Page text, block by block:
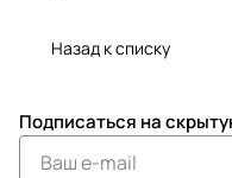
Назад к списку
Подписаться на